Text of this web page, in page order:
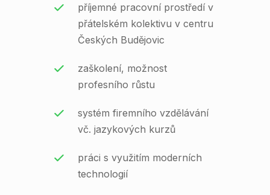
příjemné pracovní prostředí v
přátelském kolektivu v centru
Českých Budějovic
zaškolení, možnost
profesního růstu
systém firemního vzdělávání
vč. jazykových kurzů
práci s využitím moderních
technologií